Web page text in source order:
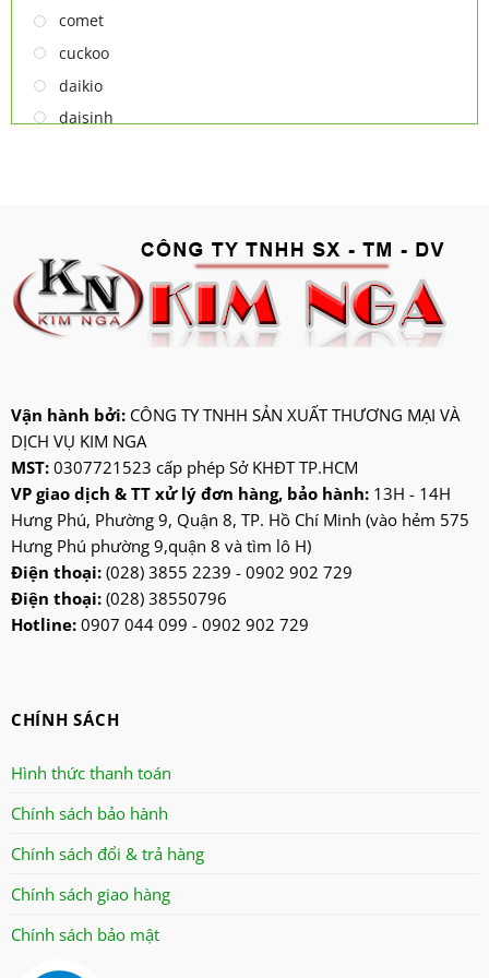
comet
cuckoo
daikio
daisinh
ifan
jatec
jiplai
kangaroo
kangen
kdk
ktp
lifan
Mitsubishi
nanoco
ninosun
oulai
Panasonic
robot
senko
sharp
Vận hành bởi: CÔNG TY TNHH SẢN XUẤT THƯƠNG MẠI VÀ
DỊCH VỤ KIM NGA
MST: 0307721523 cấp phép Sở KHĐT TP.HCM
VP giao dịch & TT xử lý đơn hàng, bảo hành:13H - 14H
Hưng Phú, Phường 9, Quận 8, TP. Hồ Chí Minh (vào hẻm 575
Hưng Phú phường 9,quận 8 và tìm lô H)
Điện thoại: (028) 3855 2239 - 0902 902 729
Điện thoại: (028) 38550796
Hotline:0907 044 099 - 0902 902 729
CHÍNH SÁCH
Hình thức thanh toán
Chính sách bảo hành
Chính sách đổi & trả hàng
Chính sách giao hàng
Chính sách bảo mật